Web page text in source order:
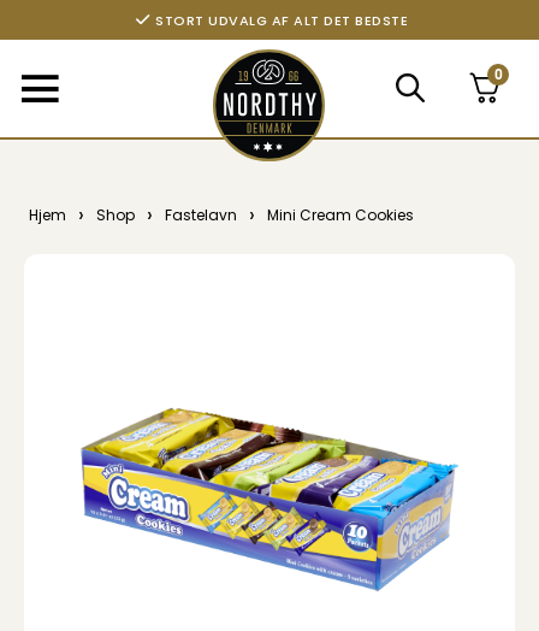
STORT UDVALG AF ALT DET BEDSTE
0
Hjem › Shop › Fastelavn › Mini Cream Cookies